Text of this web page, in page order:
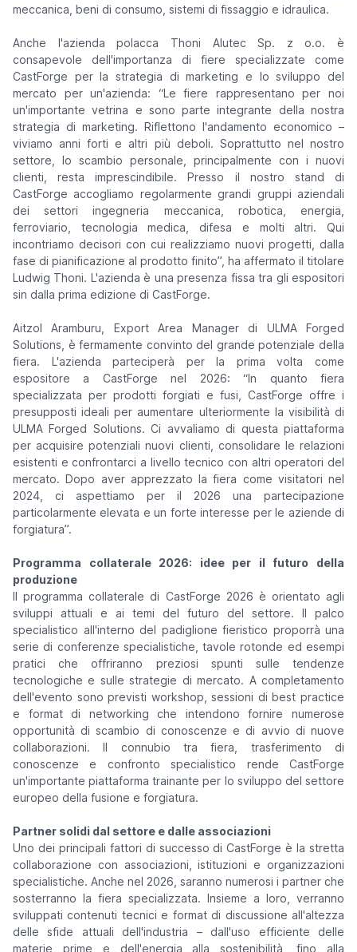
meccanica, beni di consumo, sistemi di fissaggio e idraulica.
Anche l'azienda polacca Thoni Alutec Sp. z o.o. è
consapevole dell'importanza di fiere specializzate come
CastForge per la strategia di marketing e lo sviluppo del
mercato per un'azienda: “Le fiere rappresentano per noi
un'importante vetrina e sono parte integrante della nostra
strategia di marketing. Riflettono l'andamento economico –
viviamo anni forti e altri più deboli. Soprattutto nel nostro
settore, lo scambio personale, principalmente con i nuovi
clienti, resta imprescindibile. Presso il nostro stand di
CastForge accogliamo regolarmente grandi gruppi aziendali
dei settori ingegneria meccanica, robotica, energia,
ferroviario, tecnologia medica, difesa e molti altri. Qui
incontriamo decisori con cui realizziamo nuovi progetti, dalla
fase di pianificazione al prodotto finito”, ha affermato il titolare
Ludwig Thoni. L'azienda è una presenza fissa tra gli espositori
sin dalla prima edizione di CastForge.
Aitzol Aramburu, Export Area Manager di ULMA Forged
Solutions, è fermamente convinto del grande potenziale della
fiera. L'azienda parteciperà per la prima volta come
espositore a CastForge nel 2026:“In quanto fiera
specializzata per prodotti forgiati e fusi, CastForge offre i
presupposti ideali per aumentare ulteriormente la visibilità di
ULMA Forged Solutions. Ci avvaliamo di questa piattaforma
per acquisire potenziali nuovi clienti, consolidare le relazioni
esistenti e confrontarci a livello tecnico con altri operatori del
mercato. Dopo aver apprezzato la fiera come visitatori nel
2024, ci aspettiamo per il 2026 una partecipazione
particolarmente elevata e un forte interesse per le aziende di
forgiatura”.
Programma collaterale 2026: idee per il futuro della
produzione
Il programma collaterale di CastForge 2026 è orientato agli
sviluppi attuali e ai temi del futuro del settore. Il palco
specialistico all'interno del padiglione fieristico proporrà una
serie di conferenze specialistiche, tavole rotonde ed esempi
pratici che offriranno preziosi spunti sulle tendenze
tecnologiche e sulle strategie di mercato. A completamento
dell'evento sono previsti workshop, sessioni di best practice
e format di networking che intendono fornire numerose
opportunità di scambio di conoscenze e di avvio di nuove
collaborazioni. Il connubio tra fiera, trasferimento di
conoscenze e confronto specialistico rende CastForge
un'importante piattaforma trainante per lo sviluppo del settore
europeo della fusione e forgiatura.
Partner solidi dal settore e dalle associazioni
Uno dei principali fattori di successo di CastForge è la stretta
collaborazione con associazioni, istituzioni e organizzazioni
specialistiche. Anche nel 2026, saranno numerosi i partner che
sosterranno la fiera specializzata. Insieme a loro, verranno
sviluppati contenuti tecnici e format di discussione all'altezza
delle sfide attuali dell'industria – dall'uso efficiente delle
materie prime e dell'energia alla sostenibilità, fino alla